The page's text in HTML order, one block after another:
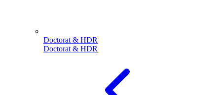
Doctorat & HDR
Doctorat & HDR